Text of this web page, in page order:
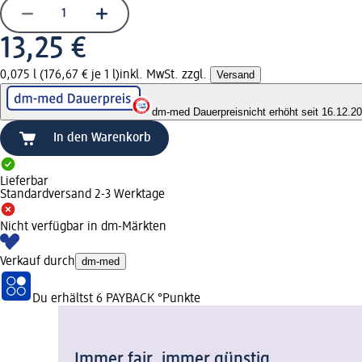
13,25 €
0,075 l (176,67 € je 1 l)inkl. MwSt. zzgl. Versand
dm-med Dauerpreisnicht erhöht seit
In den Warenkorb
Lieferbar
Standardversand 2-3 Werktage
Nicht verfügbar in dm-Märkten
Verkauf durch dm-med
Du erhältst 6 PAYBACK °Punkte